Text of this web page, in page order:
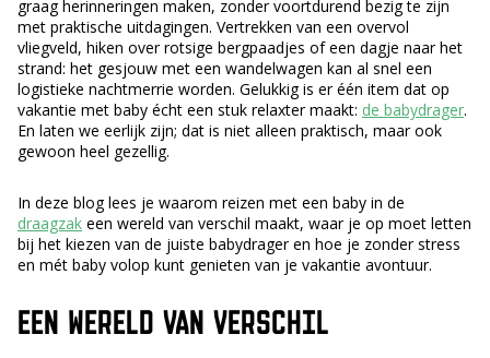
graag herinneringen maken, zonder voortdurend bezig te zijn
met praktische uitdagingen. Vertrekken van een overvol
vliegveld, hiken over rotsige bergpaadjes of een dagje naar het
strand: het gesjouw met een wandelwagen kan al snel een
logistieke nachtmerrie worden. Gelukkig is er één item dat op
vakantie met baby écht een stuk relaxter maakt: de babydrager.
En laten we eerlijk zijn; dat is niet alleen praktisch, maar ook
gewoon heel gezellig.
In deze blog lees je waarom reizen met een baby in de
draagzak een wereld van verschil maakt, waar je op moet letten
bij het kiezen van de juiste babydrager en hoe je zonder stress
en mét baby volop kunt genieten van je vakantie avontuur.
EEN WERELD VAN VERSCHIL